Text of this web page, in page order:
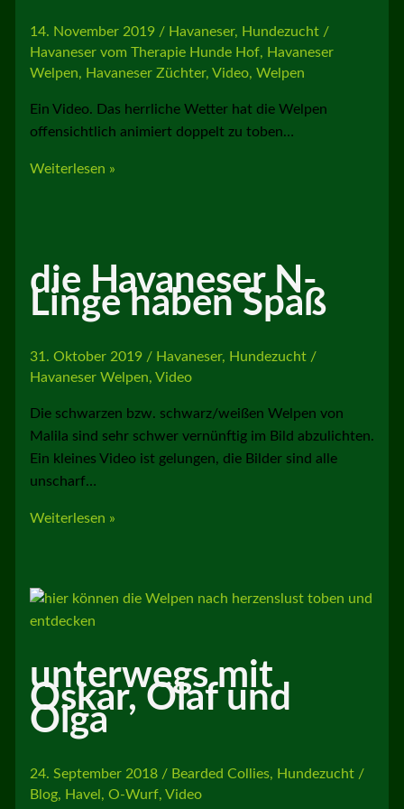
14. November 2019 / Havaneser, Hundezucht/
Havaneser vom Therapie Hunde Hof, Havaneser
Welpen, Havaneser Züchter, Video, Welpen
Ein Video. Das herrliche Wetter hat die Welpen
offensichtlich animiert doppelt zu toben…
Sonnenwetter
Weiterlesen »
die Havaneser N-
Linge haben Spaß
31. Oktober 2019 / Havaneser, Hundezucht/
Havaneser Welpen, Video
Die schwarzen bzw. schwarz/weißen Welpen von
Malila sind sehr schwer vernünftig im Bild abzulichten.
Ein kleines Video ist gelungen, die Bilder sind alle
unscharf…
die
Linge
haben
Spaß
Weiterlesen »
unterwegs mit
Oskar, Olaf und
Olga
24. September 2018 / Bearded Collies, Hundezucht/
Blog, Havel , O-Wurf, Video